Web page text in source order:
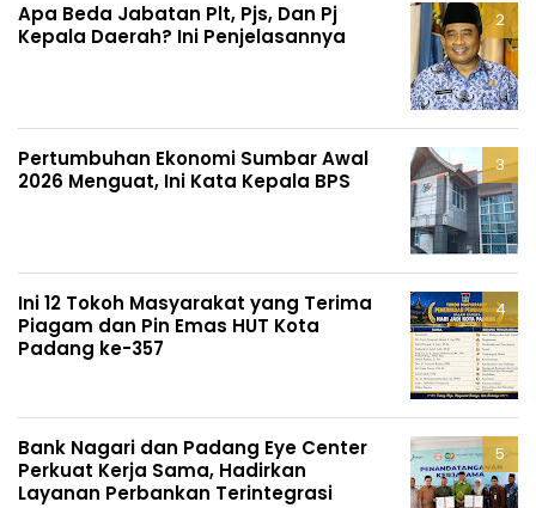
Apa Beda Jabatan Plt, Pjs, Dan Pj
Kepala Daerah? Ini Penjelasannya
Pertumbuhan Ekonomi Sumbar Awal
2026 Menguat, Ini Kata Kepala BPS
Ini 12 Tokoh Masyarakat yang Terima
Piagam dan Pin Emas HUT Kota
Padang ke-357
Bank Nagari dan Padang Eye Center
Perkuat Kerja Sama, Hadirkan
Layanan Perbankan Terintegrasi